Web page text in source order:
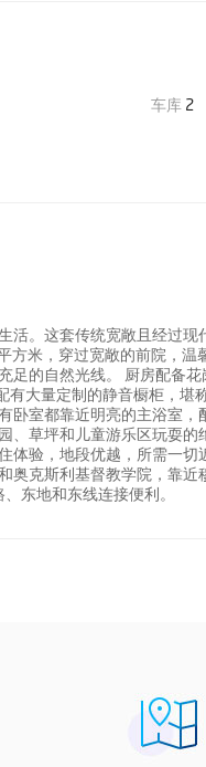
车库 2
。这套传统宽敞且经过现
米，穿过宽敞的前院，温
足的自然光线。 厨房配备
大量定制的静音橱柜，堪
卧室都靠近明亮的主浴室，
、草坪和儿童游乐区玩耍
验，地段优越，所需一切
奥克斯利基督教学院，靠
东地和东线连接便利。